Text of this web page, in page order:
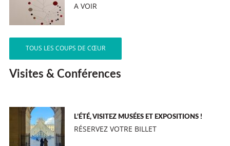
A VOIR
TOUS LES COUPS DE CŒUR
Visites & Conférences
L’ÉTÉ, VISITEZ MUSÉES ET EXPOSITIONS !
RÉSERVEZ VOTRE BILLET